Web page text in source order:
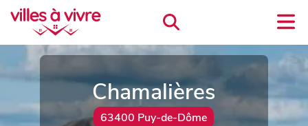
Chamalières
63400 Puy-de-Dôme